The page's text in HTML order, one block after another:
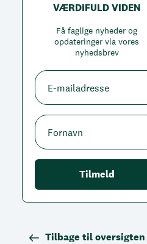
VÆRDIFULD VIDEN
Få faglige nyheder og
opdateringer via vores
nyhedsbrev
Tilbage til oversigten